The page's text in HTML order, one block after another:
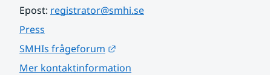
Epost: registrator@smhi.se
Press
SMHIs frågeforum
Mer kontaktinformation